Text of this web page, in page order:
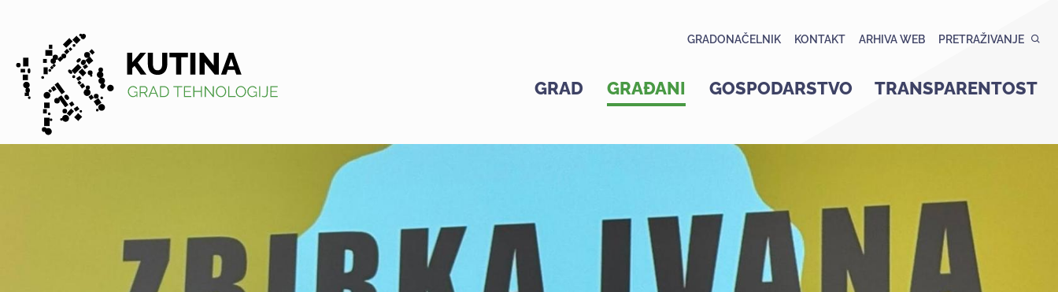
Kutina
GRADONAČELNIK KONTAKT ARHIVA WEB PRETRAŽIVANJE
GRAD GRAĐANI GOSPODARSTVO TRANSPARENTOST